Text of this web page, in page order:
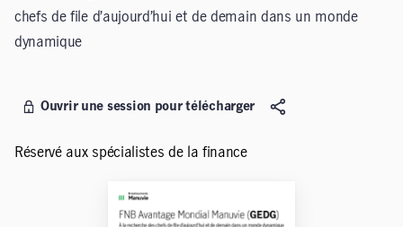
chefs de file d’aujourd’hui et de demain dans un monde
dynamique
Ouvrir une session pour télécharger
Réservé aux spécialistes de la finance